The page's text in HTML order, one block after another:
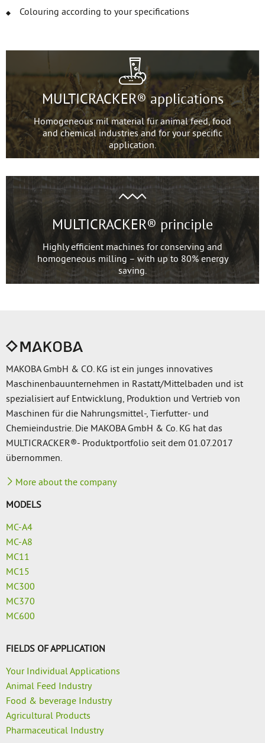
Colouring according to your specifications
MULTICRACKER® applications
Homogeneous mil material für animal feed, food
and chemical industries and for your specific
application.
MULTICRACKER® principle
Highly efficient machines for conserving and
homogeneous milling – with up to 80% energy
saving.
MAKOBA GmbH & CO. KG ist ein junges innovatives
Maschinenbauunternehmen in Rastatt/Mittelbaden und ist
spezialisiert auf Entwicklung, Produktion und Vertrieb von
Maschinen für die Nahrungsmittel-, Tierfutter- und
Chemieindustrie. Die MAKOBA GmbH & Co. KG hat das
MULTICRACKER®- Produktportfolio seit dem 01.07.2017
übernommen.
More about the company
MODELS
MC-A4
MC-A8
MC11
MC15
MC300
MC370
MC600
FIELDS OF APPLICATION
Your Individual Applications
Animal Feed Industry
Food & beverage Industry
Agricultural Products
Pharmaceutical Industry